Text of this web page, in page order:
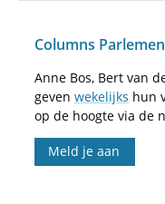
Columns
Anne Bos, Bert van
geven wekelijks hun
op de hoogte via de
Meld je aan